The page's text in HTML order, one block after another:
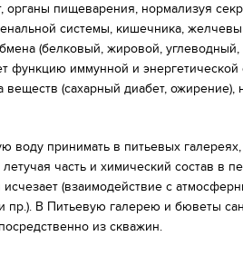
органы пищеварения, нормализуя
системы, кишечника,
(белковый, жировой, углеводный,
функцию иммунной и энергетической
(сахарный диабет, ожирение),
принимать в питьевых
часть и химический состав в
(взаимодействие с
пр.). В Питьевую галерею и бюветы
из скважин.